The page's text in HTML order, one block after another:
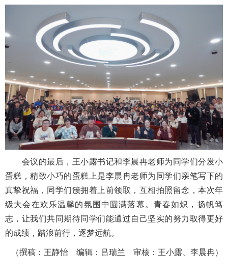
会议的最后，王小露书记和李晨冉老师为同学们分发小
蛋糕，精致小巧的蛋糕上是李晨冉老师为同学们亲笔写下的
真挚祝福，同学们簇拥着上前领取，互相拍照留念，本次年
级大会在欢乐温馨的氛围中圆满落幕。青春如炽，扬帆笃
志，让我们共同期待同学们能通过自己坚实的努力取得更好
的成绩，踏浪前行，逐梦远航。
（撰稿：王静怡 编辑：吕瑞兰 审核：王小露、李晨冉）